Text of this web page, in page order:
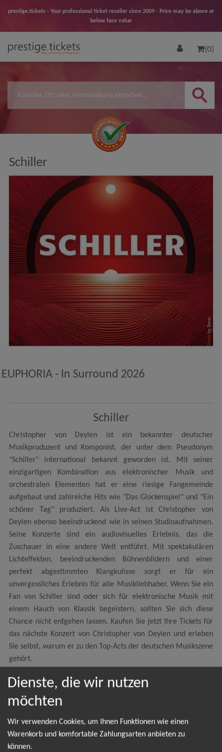
prestige.tickets - Your professional ticket reseller since 2009 - Price may be above or
below face value
(0)
Schiller
Photo
by Bene
EUPHORIA - In Surround 2026
Schiller
Christopher von Deylen ist ein bekannter deutscher
Musikproduzent und Komponist, der unter dem Pseudonym
"Schiller" international bekannt geworden ist. Mit seiner
einzigartigen Kombination aus elektronischer Musik und
orchestralen Elementen hat er eine riesige Fangemeinde
aufgebaut und zahlreiche Hits wie "Das Glockenspiel" und "Ein
schöner Tag" produziert. Als Live-Act ist Christopher von
Deylen ebenso beeindruckend wie in seinen Studioaufnahmen.
Seine Konzerte sind ein audiovisuelles Erlebnis, das die
Zuschauer in eine andere Welt entführt. Mit spektakulären
Lichteffekten, beeindruckenden Bühnenbildern und einer
perfekt abgestimmten Klangkulisse sorgt er für ein
unvergessliches Erlebnis für alle Musikliebhaber. Wenn Sie ein
Fan von Schiller sind oder sich für elektronische Musik mit
einem Hauch von Klassik begeistern, sollten Sie sich diese
Chance nicht entgehen lassen. Kaufen Sie jetzt Ihre Tickets für
das nächste Konzert von Christopher von Deylen und erleben
Sie selbst, warum er zu den Top-Acts der deutschen Musikszene
gehört.
EUPHORIA - In Surround 2026
NEWSLETTER
Dienste, die wir nutzen
möchten
Wir verwenden Cookies, um Ihnen Funktionen wie einen
Warenkorb und komfortable Zahlungsarten anbieten zu
können.